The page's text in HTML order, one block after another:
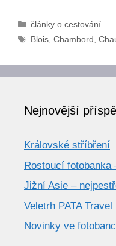
Rubriky
články o cestování
Štítky
Blois,Chambord,
Nejnovější
Královské stříbření
Rostoucí fotobanka
Jižní Asie –
Veletrh PATA
Novinky ve